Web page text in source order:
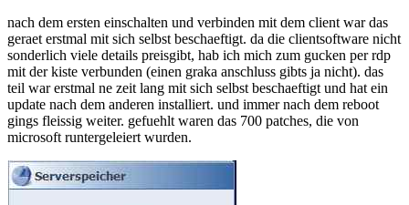
nach dem ersten einschalten und verbinden mit dem client war das
geraet erstmal mit sich selbst beschaeftigt. da die clientsoftware nicht
sonderlich viele details preisgibt, hab ich mich zum gucken per rdp
mit der kiste verbunden (einen graka anschluss gibts ja nicht). das
teil war erstmal ne zeit lang mit sich selbst beschaeftigt und hat ein
update nach dem anderen installiert. und immer nach dem reboot
gings fleissig weiter. gefuehlt waren das 700 patches, die von
microsoft runtergeleiert wurden.